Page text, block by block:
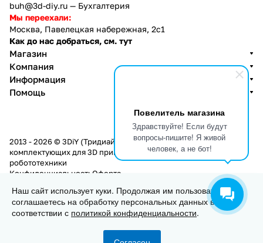
Повелитель магазина
Здравствуйте! Если будут
вопросы-пишите! Я живой
человек, а не бот!
Заказать
buh@3d-diy.ru — Бухгалтерия
Мы переехали:
Москва, Павелецкая набережная, 2с1
Как до нас добраться, см. тут
Магазин
Компания
Информация
Помощь
2013 - 2026 © 3DiY (Тридиай) - интернет-магазин
комплектующих для 3D принтеров, ЧПУ станков и
робототехники
Конфиденциальность Оферта
Наш сайт использует куки. Продолжая им пользоваться, вы
соглашаетесь на обработку персональных данных в
соответствии с политикой конфиденциальности.